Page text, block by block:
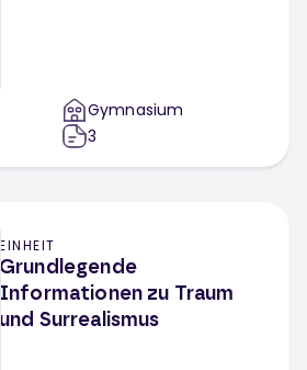
Gymnasium
3
EINHEIT
Grundlegende
Informationen zu Traum
und Surrealismus